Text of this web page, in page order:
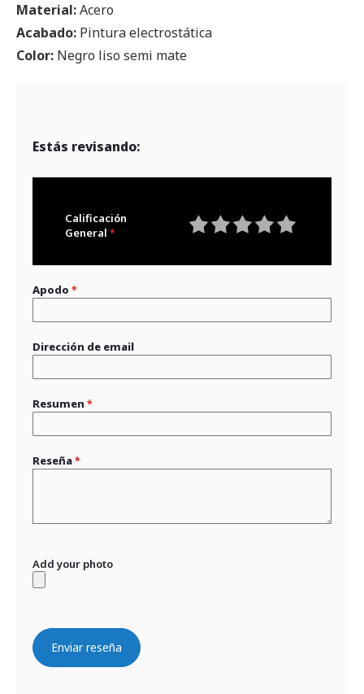
Material:Acero
Acabado: Pintura electrostática
Color: Negro liso semi mate
Estás revisando:
Calificación
General
Apodo
Dirección de email
Resumen
Reseña
Add your photo
Enviar reseña